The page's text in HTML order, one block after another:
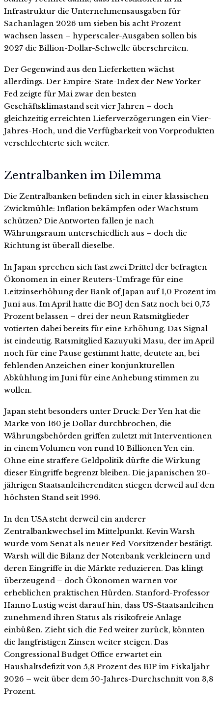
Infrastruktur die Unternehmensausgaben für
Sachanlagen 2026 um sieben bis acht Prozent
wachsen lassen – hyperscaler-Ausgaben sollen bis
2027 die Billion-Dollar-Schwelle überschreiten.
Der Gegenwind aus den Lieferketten wächst
allerdings. Der Empire-State-Index der New Yorker
Fed zeigte für Mai zwar den besten
Geschäftsklimastand seit vier Jahren – doch
gleichzeitig erreichten Lieferverzögerungen ein Vier-
Jahres-Hoch, und die Verfügbarkeit von Vorprodukten
verschlechterte sich weiter.
Zentralbanken im Dilemma
Die Zentralbanken befinden sich in einer klassischen
Zwickmühle: Inflation bekämpfen oder Wachstum
schützen? Die Antworten fallen je nach
Währungsraum unterschiedlich aus – doch die
Richtung ist überall dieselbe.
In Japan sprechen sich fast zwei Drittel der befragten
Ökonomen in einer Reuters-Umfrage für eine
Leitzinserhöhung der Bank of Japan auf 1,0 Prozent im
Juni aus. Im April hatte die BOJ den Satz noch bei 0,75
Prozent belassen – drei der neun Ratsmitglieder
votierten dabei bereits für eine Erhöhung. Das Signal
ist eindeutig. Ratsmitglied Kazuyuki Masu, der im April
noch für eine Pause gestimmt hatte, deutete an, bei
fehlenden Anzeichen einer konjunkturellen
Abkühlung im Juni für eine Anhebung stimmen zu
wollen.
Japan steht besonders unter Druck: Der Yen hat die
Marke von 160 je Dollar durchbrochen, die
Währungsbehörden griffen zuletzt mit Interventionen
in einem Volumen von rund 10 Billionen Yen ein.
Ohne eine straffere Geldpolitik dürfte die Wirkung
dieser Eingriffe begrenzt bleiben. Die japanischen 20-
jährigen Staatsanleiherenditen stiegen derweil auf den
höchsten Stand seit 1996.
In den USA steht derweil ein anderer
Zentralbankwechsel im Mittelpunkt. Kevin Warsh
wurde vom Senat als neuer Fed-Vorsitzender bestätigt.
Warsh will die Bilanz der Notenbank verkleinern und
deren Eingriffe in die Märkte reduzieren. Das klingt
überzeugend – doch Ökonomen warnen vor
erheblichen praktischen Hürden. Stanford-Professor
Hanno Lustig weist darauf hin, dass US-Staatsanleihen
zunehmend ihren Status als risikofreie Anlage
einbüßen. Zieht sich die Fed weiter zurück, könnten
die langfristigen Zinsen weiter steigen. Das
Congressional Budget Office erwartet ein
Haushaltsdefizit von 5,8 Prozent des BIP im Fiskaljahr
2026 – weit über dem 50-Jahres-Durchschnitt von 3,8
Prozent.